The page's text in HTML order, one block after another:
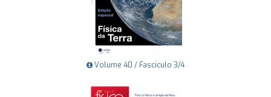
Volume 40 / Fascículo 3/4